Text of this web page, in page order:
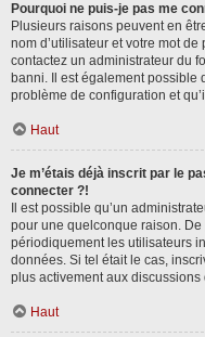
Pourquoi ne puis-je pas me
Plusieurs raisons peuvent en
nom d’utilisateur et votre mot
contactez un administrateur du
banni. Il est également possible
problème de configuration et
Haut
Je m’étais déjà inscrit par le
connecter ?!
Il est possible qu’un
pour une quelconque raison.
périodiquement les utilisateurs
données. Si tel était le cas,
plus activement aux discussions
Haut